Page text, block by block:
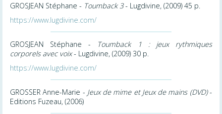
GROSJEAN Stéphane - Toumback 3- Lugdivine, (2009) 45 p.
https://www.lugdivine.com/
GROSJEAN Stéphane - Toumback 1 : jeux rythmiques
corporels avec voix- Lugdivine, (2009) 30 p.
https://www.lugdivine.com/
GROSSER Anne-Marie - Jeux de mime et Jeux de mains (DVD)-
Editions Fuzeau, (2006)